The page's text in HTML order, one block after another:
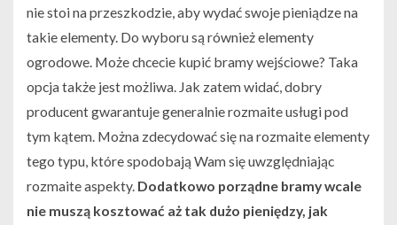
nie stoi na przeszkodzie, aby wydać swoje pieniądze na
takie elementy. Do wyboru są również elementy
ogrodowe. Może chcecie kupić bramy wejściowe? Taka
opcja także jest możliwa. Jak zatem widać, dobry
producent gwarantuje generalnie rozmaite usługi pod
tym kątem. Można zdecydować się na rozmaite elementy
tego typu, które spodobają Wam się uwzględniając
rozmaite aspekty. Dodatkowo porządne bramy wcale
nie muszą kosztować aż tak dużo pieniędzy, jak